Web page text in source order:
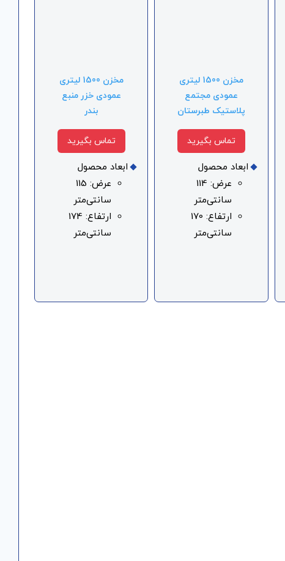
مخزن 1500 لیتری
عمودی مجتمع
پلاستیک طبرستان
تماس بگیرید
ابعاد محصول
عرض: 114
سانتی‌متر
ارتفاع: 170
سانتی‌متر
مخزن 1500 لیتری
عمودی خزر منبع
بندر
تماس بگیرید
ابعاد محصول
عرض: 115
سانتی‌متر
ارتفاع: 174
سانتی‌متر